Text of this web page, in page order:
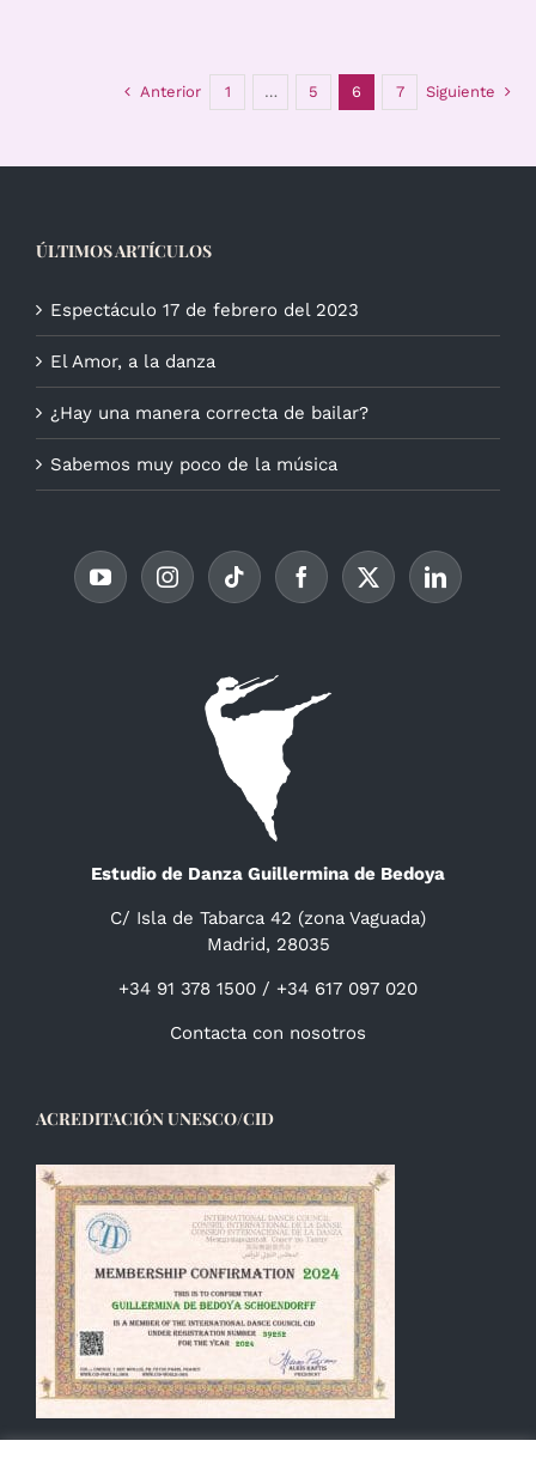
Anterior 1 … 5 6 7 Siguiente
ÚLTIMOS ARTÍCULOS
Espectáculo 17 de febrero del 2023
El Amor, a la danza
¿Hay una manera correcta de bailar?
Sabemos muy poco de la música
Estudio de Danza Guillermina de Bedoya
C/ Isla de Tabarca 42 (zona Vaguada)
Madrid, 28035
+34 91 378 1500 / +34 617 097 020
Contacta con nosotros
ACREDITACIÓN UNESCO/CID